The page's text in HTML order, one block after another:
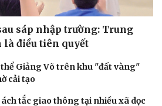
Blog
Tình yêu - Gia đình
sáp nhập trường: Trung